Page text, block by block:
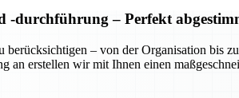
-durchführung – Perfekt
– von der Organisation bis
an erstellen wir mit Ihnen einen